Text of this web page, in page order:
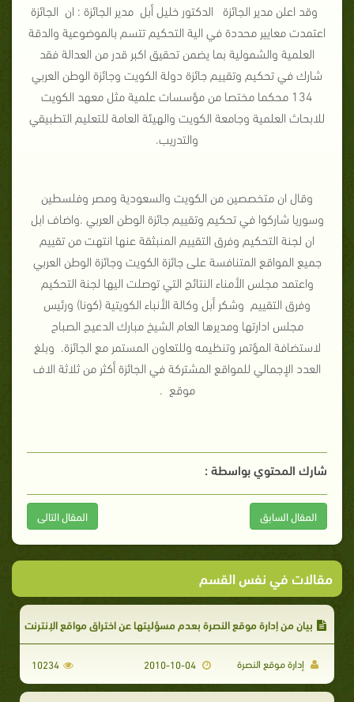
وقد اعلن مدير الجائزة الدكتور خليل أبل مدير الجائزة : ان الجائزة
اعتمدت معايير محددة في الية التحكيم تتسم بالموضوعية والدقة
العلمية والشمولية بما يضمن تحقيق اكبر قدر من العدالة فقد
شارك في تحكيم وتقييم جائزة دولة الكويت وجائزة الوطن العربي
134 محكما مختصا من مؤسسات علمية مثل معهد الكويت
للابحاث العلمية وجامعة الكويت والهيئة العامة للتعليم التطبيقي
والتدريب.
وقال ان متخصصين من الكويت والسعودية ومصر وفلسطين
وسوريا شاركوا في تحكيم وتقييم جائزة الوطن العربي .واضاف ابل
ان لجنة التحكيم وفرق التقييم المنبثقة عنها انتهت من تقييم
جميع المواقع المتنافسة على جائزة الكويت وجائزة الوطن العربي
واعتمد مجلس الأمناء النتائج التي توصلت اليها لجنة التحكيم
وفرق التقييم وشكر أبل وكالة الأنباء الكويتية (كونا) ورئيس
مجلس ادارتها ومديرها العام الشيخ مبارك الدعيج الصباح
لاستضافة المؤتمر وتنظيمه وللتعاون المستمر مع الجائزة. وبلغ
العدد الإجمالي للمواقع المشتركة في الجائزة أكثر من ثلاثة الاف
موقع .
شارك المحتوي بواسطة :
المقال السابق المقال التالى
مقالات في نفس القسم
بيان من إدارة موقع النصرة بعدم مسؤليتها عن اختراق مواقع الإنترنت
إدارة موقع النصرة 10234